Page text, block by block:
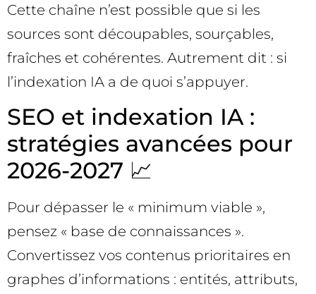
Cette chaîne n’est possible que si les
sources sont découpables, sourçables,
fraîches et cohérentes. Autrement dit : si
l’indexation IA a de quoi s’appuyer.
SEO et indexation IA :
stratégies avancées pour
2026-2027 📈
Pour dépasser le « minimum viable »,
pensez « base de connaissances ».
Convertissez vos contenus prioritaires en
graphes d’informations : entités, attributs,